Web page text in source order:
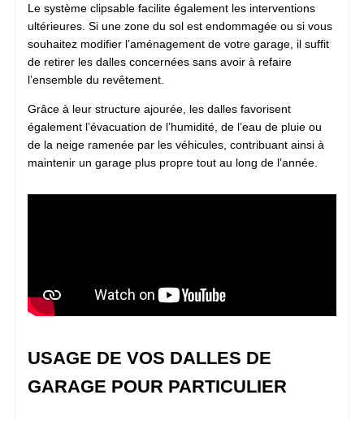
Le système clipsable facilite également les interventions
ultérieures. Si une zone du sol est endommagée ou si vous
souhaitez modifier l’aménagement de votre garage, il suffit
de retirer les dalles concernées sans avoir à refaire
l’ensemble du revêtement.
Grâce à leur structure ajourée, les dalles favorisent
également l’évacuation de l’humidité, de l’eau de pluie ou
de la neige ramenée par les véhicules, contribuant ainsi à
maintenir un garage plus propre tout au long de l’année.
USAGE DE VOS DALLES DE
GARAGE POUR PARTICULIER